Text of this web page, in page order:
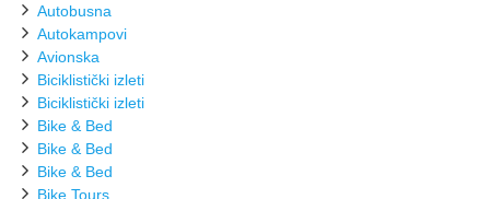
Autobusna
Autokampovi
Avionska
Biciklistički izleti
Biciklistički izleti
Bike & Bed
Bike & Bed
Bike & Bed
Bike Tours